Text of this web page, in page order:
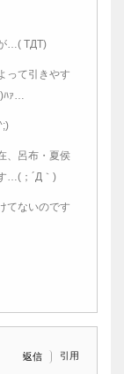
…( TДT)
って引きやす
)ﾊｧ…
、呂布・夏侯
…(；´Д｀)
てないのです
返信 引用